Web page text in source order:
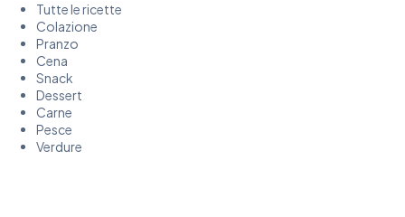
Tutte le ricette
Colazione
Pranzo
Cena
Snack
Dessert
Carne
Pesce
Verdure